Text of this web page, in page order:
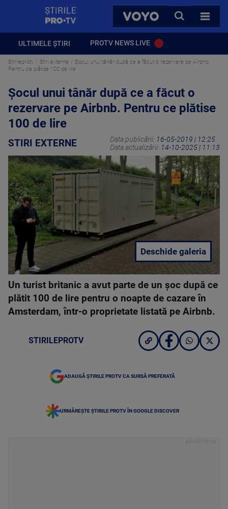
VOYO
CAUTA
TOATE
ULTIMELE ȘTIRI PROTV NEWS LIVE
Stirileprotv Stiri externe
Șocul unui tânăr după ce a făcut o rezervare pe Airbnb.
Pentru ce plătise 100 de lire
Șocul unui tânăr după ce a făcut o
rezervare pe Airbnb. Pentru ce plătise
100 de lire
STIRI EXTERNE Data publicării: 16-05-2019 | 12:25
Data actualizării: 14-10-2025 | 11:13
Deschide galeria
Un turist britanic a avut parte de un șoc după ce
plătit 100 de lire pentru o noapte de cazare în
Amsterdam, într-o proprietate listată pe Airbnb.
STIRILEPROTV
ADAUGĂ ȘTIRILE PROTV CA SURSĂ PREFERATĂ
URMĂREȘTE ȘTIRILE PROTV ÎN GOOGLE DISCOVER